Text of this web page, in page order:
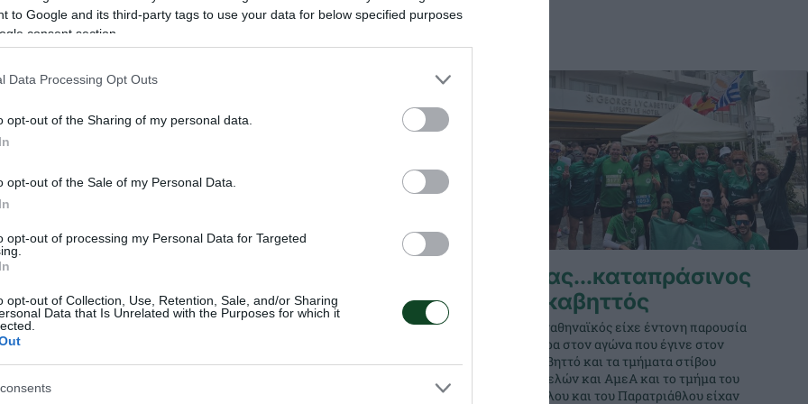
to Google and its third-party tags to use your data for below specified purposes
consent section.
Data Processing Opt Outs
opt-out of the Sharing of my personal data.
opt-out of the Sale of my Personal Data.
opt-out of processing my Personal Data for Targeted
opt-out of Collection, Use, Retention, Sale, and/or Sharing
Data that Is Unrelated with the Purposes for which it
«πράσινη»
στον στίβο
ΑμεΑ του Παναθηναϊκού
θέση στη Γενική
της ιστορίας του
και μεταλλίων και
Θεσσαλονίκη
ΑμεΑ του Παναθηναϊκού στο Πανελλήνιο
Ένας…καταπράσινος
Λυκαβηττός
Ο Παναθηναϊκός είχε έντονη παρουσία
σήμερα στον αγώνα που έγινε στον
Λυκαβηττό και τα τμήματα στίβου
αρτιμελών και ΑμεΑ και το τμήμα του
τριάθλου και του Παρατριάθλου είχαν